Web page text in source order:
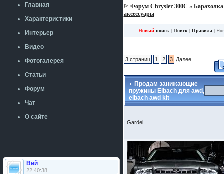
Главная
Характеристики
Интерьер
Видео
Фотогалерея
Статьи
Форум
Чат
О сайте
Вий
22:40:38
Форум Chrysler 300C » Барахолка
аксессуары
Новыйпоиск| Поиск| Правила|
3 страниц 1 2 3 Далее
Продам занижающие
пружины Eibach для awd,
eibach awd kit
Gardei